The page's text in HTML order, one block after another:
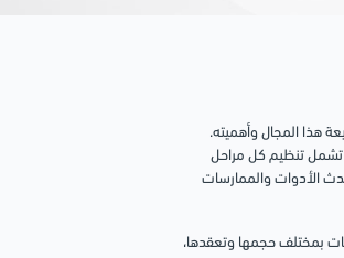
هذا المجال وأهميته.
تشمل تنظيم كل مراحل
الأدوات والممارسات
بمختلف حجمها وتعقدها،